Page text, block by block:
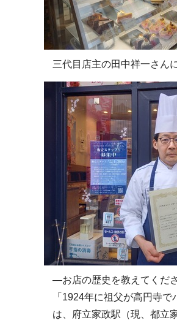
三代目店主の田中祥一さん
―お店の歴史を教えてくださ
「1924年に祖父が高円寺
は、府立家政駅（現、都立